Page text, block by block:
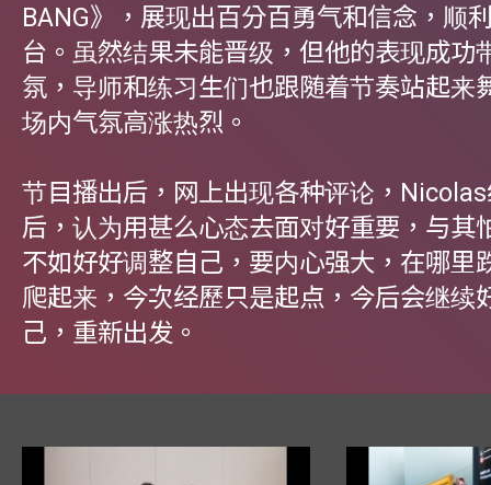
BANG》，展现出百分百勇气和信念，顺
台。虽然结果未能晋级，但他的表现成功
氛，导师和练习生们也跟随着节奏站起来
场内气氛高涨热烈。
节目播出后，网上出现各种评论，
后，认为用甚么心态去面对好重要，与其
不如好好调整自己，要内心强大，在哪里
爬起来，今次经歷只是起点，今后会继续
己，重新出发。